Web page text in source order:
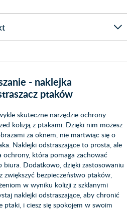
- naklejka
ptaków
skuteczne narzędzie ochrony
kolizją z ptakami. Dzięki nim możesz
za oknem, nie martwiąc się o
Naklejki odstraszające to prosta, ale
ochrony, która pomaga zachować
biura. Dodatkowo, dzięki zastosowaniu
zwiększyć bezpieczeństwo ptaków,
w wyniku kolizji z szklanymi
naklejki odstraszające, aby chronić
ptaki, i ciesz się spokojem w swoim